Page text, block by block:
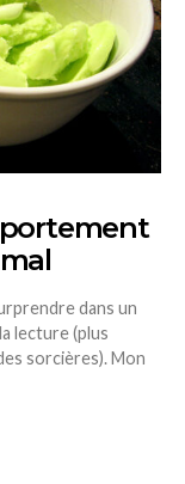
dans un
lecture (plus
sorcières). Mon